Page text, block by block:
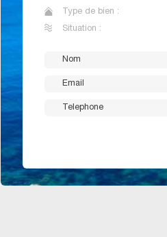
Type de bien :
Situation :